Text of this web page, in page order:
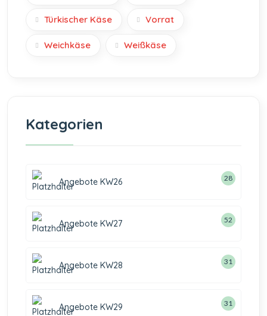
Türkischer Käse Vorrat
Weichkäse Weißkäse
Kategorien
Angebote KW26 28
Angebote KW27 52
Angebote KW28 31
Angebote KW29 31